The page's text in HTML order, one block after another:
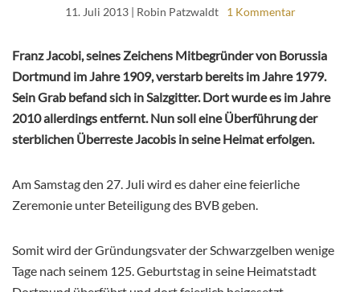
11. Juli 2013| Robin Patzwaldt 1 Kommentar
Franz Jacobi, seines Zeichens Mitbegründer von Borussia
Dortmund im Jahre 1909, verstarb bereits im Jahre 1979.
Sein Grab befand sich in Salzgitter. Dort wurde es im Jahre
2010 allerdings entfernt. Nun soll eine Überführung der
sterblichen Überreste Jacobis in seine Heimat erfolgen.
Am Samstag den 27. Juli wird es daher eine feierliche
Zeremonie unter Beteiligung des BVB geben.
Somit wird der Gründungsvater der Schwarzgelben wenige
Tage nach seinem 125. Geburtstag in seine Heimatstadt